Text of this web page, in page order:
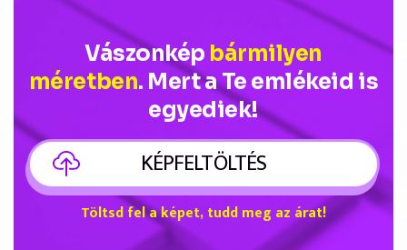
Vászonkép bármilyen
méretben. Mert a Te emlékeid is
egyediek!
KÉPFELTÖLTÉS
Töltsd fel a képet, tudd meg az árat!